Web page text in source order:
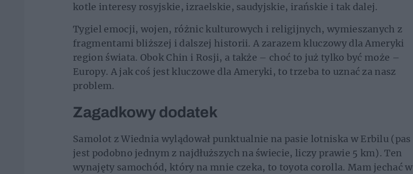
kotle interesy rosyjskie, izraelskie, saudyjskie, irańskie i tak dalej.
Tygiel emocji, wojen, różnic kulturowych i religijnych, wymieszanych z
fragmentami bliższej i dalszej historii. A zarazem kluczowy dla Ameryki
region świata. Obok Chin i Rosji, a także – choć to już tylko być może –
Europy. A jak coś jest kluczowe dla Ameryki, to trzeba to uznać za nasz
problem.
Zagadkowy dodatek
Samolot z Wiednia wylądował punktualnie na pasie lotniska w Erbilu (pas
jest podobno jednym z najdłuższych na świecie, liczy prawie 5 km). Ten
wynajęty samochód, który na mnie czeka, to toyota corolla. Mam jechać w